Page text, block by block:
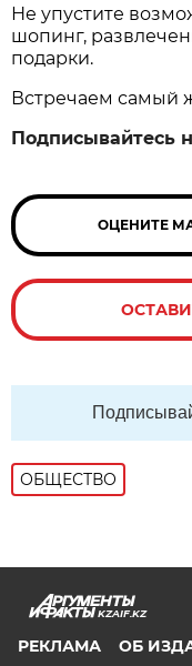
Не упустите
шопинг,
подарки.
Встречаем самый
Подписывайтесь
ОЦЕНИТЕ
ОБЩЕСТВО
KZAIF.KZ
РЕКЛАМА
ОБ